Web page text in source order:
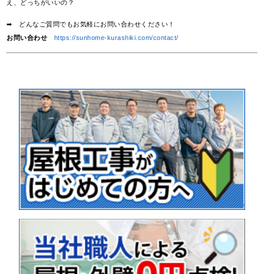
え、どっちがいいの？
➡ どんなご質問でもお気軽にお問い合わせください！
お問い合わせ
https://sunhome-kurashiki.com/contact/